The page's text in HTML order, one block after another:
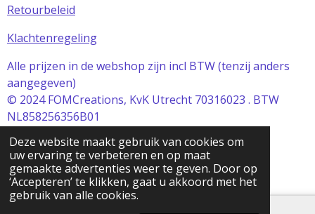
Deze website maakt gebruik van cookies om
uw ervaring te verbeteren en op maat
gemaakte advertenties weer te geven. Door op
‘Accepteren’ te klikken, gaat u akkoord met het
gebruik van alle cookies.
Retourbeleid
Klachtenregeling
Alle prijzen in de webshop zijn incl BTW (tenzij anders
aangegeven)
© 2024 FOMCreations, KvK Utrecht 70316023 . BTW
NL858256356B01